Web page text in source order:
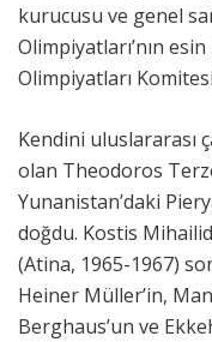
kurucusu ve genel
Olimpiyatları’nın
Olimpiyatları
Kendini uluslararası
olan Theodoros
Yunanistan’daki
doğdu. Kostis
(Atina, 1965-1967)
Heiner Müller’in,
Berghaus’un ve